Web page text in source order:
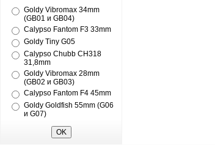
Goldy Vibromax 34mm
(GB01 и GB04)
Calypso Fantom F3 33mm
Goldy Tiny G05
Calypso Chubb CH318
31,8mm
Goldy Vibromax 28mm
(GB02 и GB03)
Calypso Fantom F4 45mm
Goldy Goldfish 55mm (G06
и G07)